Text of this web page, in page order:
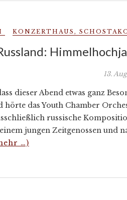
KONZERTHAUS ,
13.
dieser Abend etwas ganz
hörte das Youth Chamber
russische
jungen Zeitgenossen und
…)